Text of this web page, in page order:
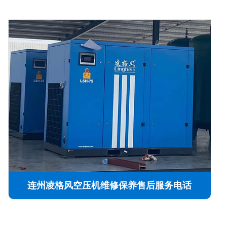
连州凌格风空压机维修保养售后服务电话